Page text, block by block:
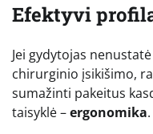
Efektyvi
Jei gydytojas
chirurginio įsikišimo,
sumažinti pakeitus
taisyklė –ergonomika.